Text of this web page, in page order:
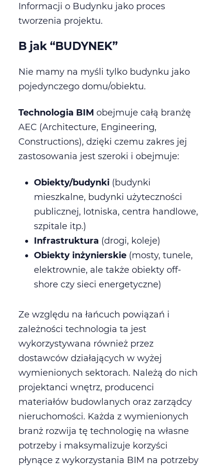
Informacji o Budynku jako proces
tworzenia projektu.
B jak “BUDYNEK”
Nie mamy na myśli tylko budynku jako
pojedynczego domu/obiektu.
Technologia BIM obejmuje całą branżę
AEC (Architecture, Engineering,
Constructions), dzięki czemu zakres jej
zastosowania jest szeroki i obejmuje:
Obiekty/budynki (budynki
mieszkalne, budynki użyteczności
publicznej, lotniska, centra handlowe,
szpitale itp.)
Infrastruktura (drogi, koleje)
Obiekty inżynierskie (mosty, tunele,
elektrownie, ale także obiekty off-
shore czy sieci energetyczne)
Ze względu na łańcuch powiązań i
zależności technologia ta jest
wykorzystywana również przez
dostawców działających w wyżej
wymienionych sektorach. Należą do nich
projektanci wnętrz, producenci
materiałów budowlanych oraz zarządcy
nieruchomości. Każda z wymienionych
branż rozwija tę technologię na własne
potrzeby i maksymalizuje korzyści
płynące z wykorzystania BIM na potrzeby